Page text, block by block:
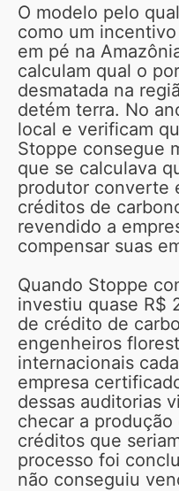
O modelo pelo
como um
em pé na
calculam qual o
desmatada na
detém terra. No
local e verificam
Stoppe consegue
que se calculava
produtor converte
créditos de
revendido a
compensar suas
Quando Stoppe
investiu quase R$
de crédito de
engenheiros
internacionais
empresa
dessas auditorias
checar a
créditos que
processo foi
não conseguiu